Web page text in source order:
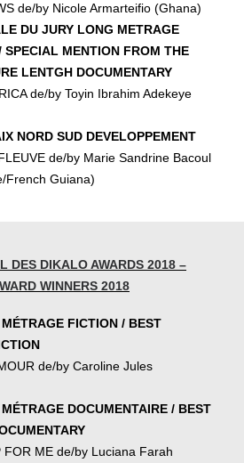
de/by Nicole Armarteifio (Ghana)
DU JURY LONG METRAGE
SPECIAL MENTION FROM THE
LENTGH DOCUMENTARY
de/by Toyin Ibrahim Adekeye
NORD SUD DEVELOPPEMENT
de/by Marie Sandrine Bacoul
French Guiana)
DES DIKALO AWARDS 2018 –
WINNERS 2018
FICTION / BEST
de/by Caroline Jules
DOCUMENTAIRE / BEST
FOR ME de/by Luciana Farah